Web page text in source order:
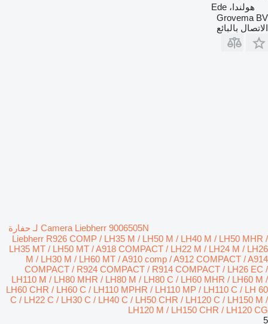
هولندا، Ede
Grovema BV
الاتصال بالبائع
Camera Liebherr 9006505N لـ حفارة
Liebherr R926 COMP / LH35 M / LH50 M / LH40 M / LH50 MHR /
LH35 MT / LH50 MT / A918 COMPACT / LH22 M / LH24 M / LH26
M / LH30 M / LH60 MT / A910 comp / A912 COMPACT / A914
COMPACT / R924 COMPACT / R914 COMPACT / LH26 EC /
LH110 M / LH80 MHR / LH80 M / LH80 C / LH60 MHR / LH60 M /
LH60 CHR / LH60 C / LH110 MPHR / LH110 MP / LH110 C / LH 60
C / LH22 C / LH30 C / LH40 C / LH50 CHR / LH120 C / LH150 M /
LH120 M / LH150 CHR / LH120 CG
5